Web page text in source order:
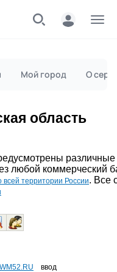
Мой город О
область
любой коммерческий
территории России. Все
WM52.RU ввод